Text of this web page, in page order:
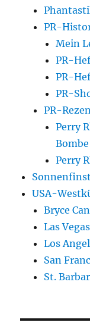
PR-
Mein
PR-
PR-
PR-
PR-
Perry
Bombe
Perry
USA-
Bryce
Las Vegas
Los
San
St.